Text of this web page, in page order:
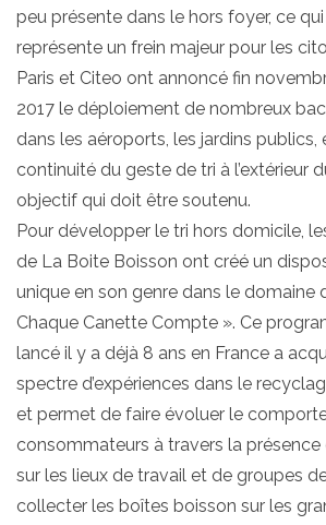
peu présente dans le hors foyer, ce qui
représente un frein majeur pour les
Paris et Citeo ont annoncé fin
2017 le déploiement de nombreux
dans les aéroports, les jardins publics,
continuité du geste de tri à l’extérieur
objectif qui doit être soutenu.
Pour développer le tri hors domicile,
de La Boite Boisson ont créé un
unique en son genre dans le domaine
Chaque Canette Compte ». Ce
lancé il y a déjà 8 ans en France a
spectre d’expériences dans le
et permet de faire évoluer le
consommateurs à travers la
sur les lieux de travail et de groupes
collecter les boîtes boisson sur les